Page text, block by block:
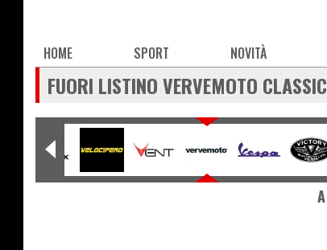
Main
navigation
HOME SPORT NOVITÀ
FUORI LISTINO VERVEMOTO CLASSIC
A